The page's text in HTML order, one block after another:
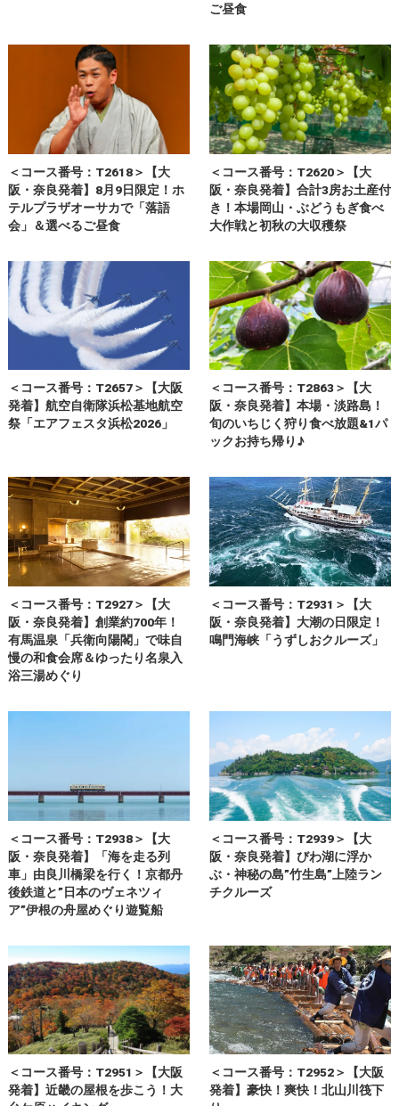
ご昼食
＜コース番号：T2618＞【大
阪・奈良発着】8月9日限定！ホ
テルプラザオーサカで「落語
会」＆選べるご昼食
＜コース番号：T2620＞【大
阪・奈良発着】合計3房お土産付
き！本場岡山・ぶどうもぎ食べ
大作戦と初秋の大収穫祭
＜コース番号：T2657＞【大阪
発着】航空自衛隊浜松基地航空
祭「エアフェスタ浜松2026」
＜コース番号：T2863＞【大
阪・奈良発着】本場・淡路島！
旬のいちじく狩り食べ放題&1パ
ックお持ち帰り♪
＜コース番号：T2927＞【大
阪・奈良発着】創業約700年！
有馬温泉「兵衛向陽閣」で味自
慢の和食会席＆ゆったり名泉入
浴三湯めぐり
＜コース番号：T2931＞【大
阪・奈良発着】大潮の日限定！
鳴門海峡「うずしおクルーズ」
＜コース番号：T2938＞【大
阪・奈良発着】「海を走る列
車」由良川橋梁を行く！京都丹
後鉄道と”日本のヴェネツィ
ア”伊根の舟屋めぐり遊覧船
＜コース番号：T2939＞【大
阪・奈良発着】びわ湖に浮か
ぶ・神秘の島”竹生島”上陸ラン
チクルーズ
＜コース番号：T2951＞【大阪
発着】近畿の屋根を歩こう！大
＜コース番号：T2952＞【大阪
発着】豪快！爽快！北山川筏下